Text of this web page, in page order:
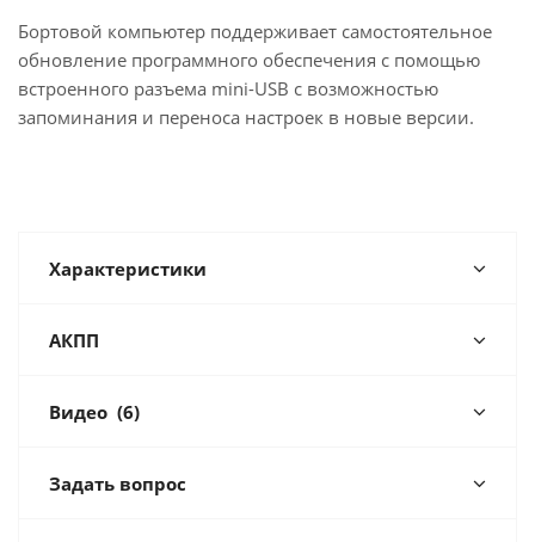
Бортовой компьютер поддерживает самостоятельное
обновление программного обеспечения с помощью
встроенного разъема mini-USB с возможностью
запоминания и переноса настроек в новые версии.
Характеристики
АКПП
Видео (6)
Задать вопрос